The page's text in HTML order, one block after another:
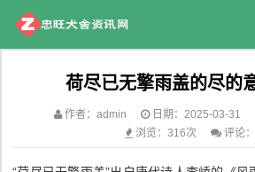
荷尽已无擎雨盖的尽的
作者：admin 日期：2025-03-31
浏览：316次
评论